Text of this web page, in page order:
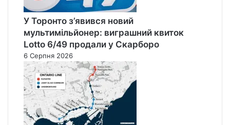
У Торонто з’явився новий
мультимільйонер: виграшний квиток
Lotto 6/49 продали у Скарборо
6 Серпня 2026